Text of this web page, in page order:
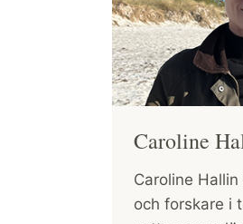
Caroline
Caroline
och forskare i